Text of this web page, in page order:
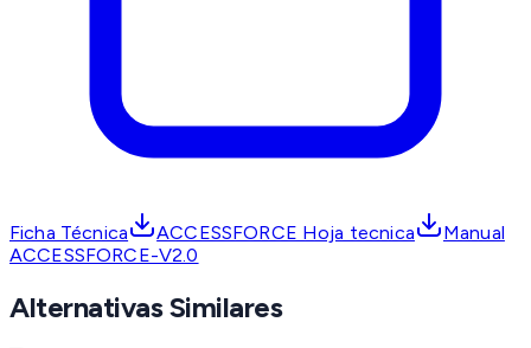
Ficha Técnica ACCESSFORCE Hoja tecnica
Manual
ACCESSFORCE-V2.0
Alternativas Similares